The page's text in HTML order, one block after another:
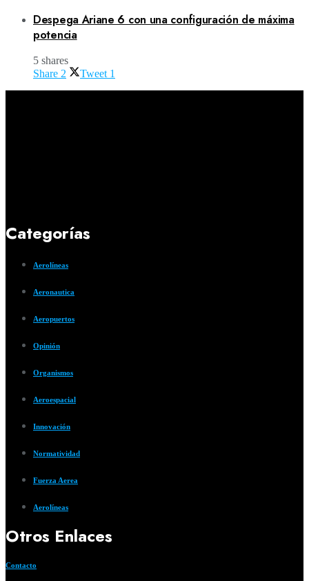
Despega Ariane 6 con una configuración de máxima
potencia
5 shares
Share 2 Tweet 1
Categorías
Aerolíneas
Aeronautica
Aeropuertos
Opinión
Organismos
Aeroespacial
Innovación
Normatividad
Fuerza Aerea
Aerolíneas
Otros Enlaces
Contacto